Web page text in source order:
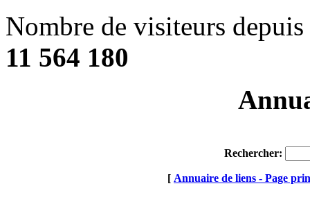
Nombre de visiteurs
11 564 180
Rechercher:
[ Annuaire de liens - Page